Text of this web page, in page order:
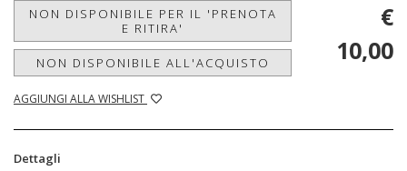
NON DISPONIBILE PER IL 'PRENOTA
E RITIRA'
NON DISPONIBILE ALL'ACQUISTO
AGGIUNGI ALLA WISHLIST
€
10,00
Dettagli